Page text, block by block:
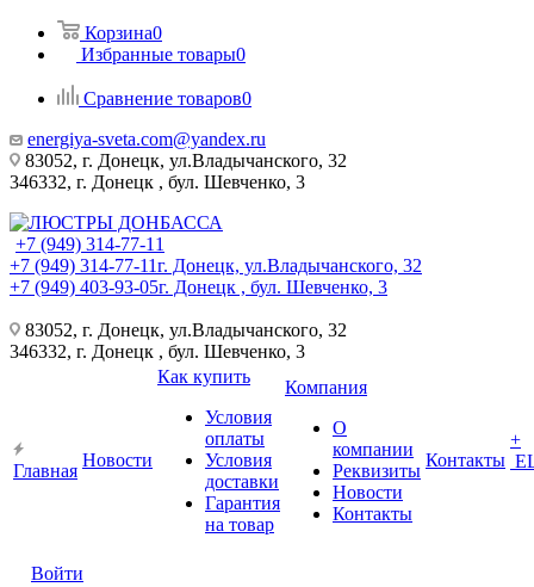
Корзина0
Избранные товары0
Сравнение товаров0
energiya-sveta.com@yandex.ru
83052, г. Донецк, ул.Владычанского, 32
346332, г. Донецк , бул. Шевченко, 3
+7 (949) 314-77-11
+7 (949) 314-77-11г. Донецк, ул.Владычанского, 32
+7 (949) 403-93-05г. Донецк , бул. Шевченко, 3
83052, г. Донецк, ул.Владычанского, 32
346332, г. Донецк , бул. Шевченко, 3
Главная
Новости
Как купить
Условия
оплаты
Условия
доставки
Гарантия
на товар
Компания
О
компании
Реквизиты
Новости
Контакты
Контакты
+
Войти